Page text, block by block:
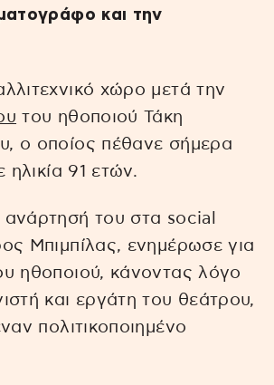
και την
χώρο μετά την
του ηθοποιού Τάκη
ο οποίος πέθανε σήμερα
ηλικία 91 ετών.
του στα social
Μπιμπίλας, ενημέρωσε για
ηθοποιού, κάνοντας λόγο
και εργάτη του θεάτρου,
πολιτικοποιημένο